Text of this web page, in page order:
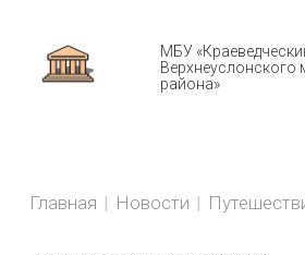
МБУ
Верхнеуслонского
района»
You
are
Главная Новости